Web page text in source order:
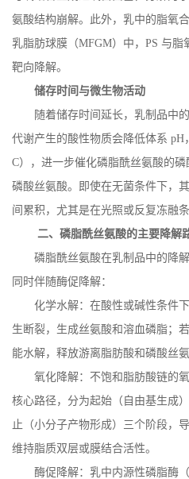
氨酸结构崩解。此外，乳中的脂氧
乳脂肪球膜（MFGM）中， PS 与脂
靶向降解。
储存时间与微生物活动
随着储存时间延长，乳制品中
代谢产生的酸性物质会降低体系 pH
C），进一步催化磷脂酰丝氨酸的
磷酸丝氨酸。即使在无菌条件下，
间累积，尤其是在光照或反复冻融
二、磷脂酰丝氨酸的主要降解
磷脂酰丝氨酸在乳制品中的降
同时伴随酶促降解：
化学水解：在酸性或碱性条件
生断裂，生成丝氨酸和溶血磷脂；
能水解，释放游离脂肪酸和磷酸丝氨
氧化降解：不饱和脂肪酸链的
核心路径，分为起始（自由基生成
止（小分子产物形成）三个阶段，
维持脂质双层或膜结合活性。
酶促降解：乳中内源性磷脂酶